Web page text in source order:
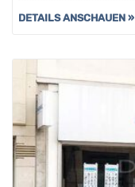
DETAILS ANSCHAUEN »